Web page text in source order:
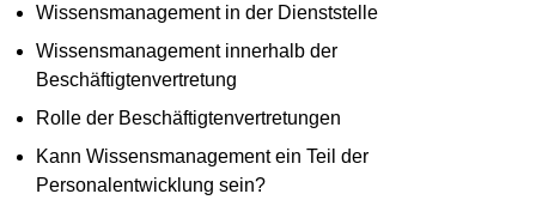
Wissensmanagement in der Dienststelle
Wissensmanagement innerhalb der
Beschäftigtenvertretung
Rolle der Beschäftigtenvertretungen
Kann Wissensmanagement ein Teil der
Personalentwicklung sein?